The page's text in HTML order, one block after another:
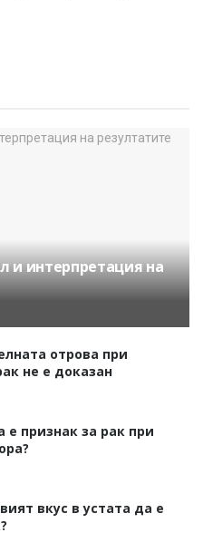
и интерпретация на
отрова при
не е доказан
признак за рак при
вкус в устата да е